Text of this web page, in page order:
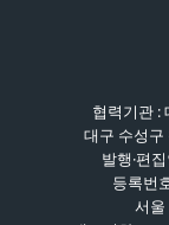
협력기관 :
대구 수성구
발행·편
등록번
서울